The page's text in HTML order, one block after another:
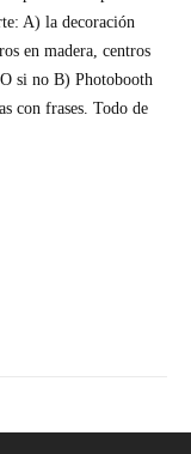
A) la decoración
en madera, centros
si no B) Photobooth
con frases. Todo de